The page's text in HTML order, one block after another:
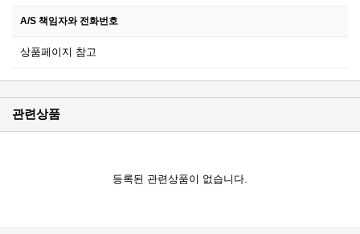
A/S 책임자와 전화번호
상품페이지 참고
관련상품
등록된 관련상품이 없습니다.